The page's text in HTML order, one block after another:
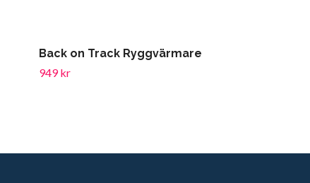
Back on Track Ryggvärmare
949 kr